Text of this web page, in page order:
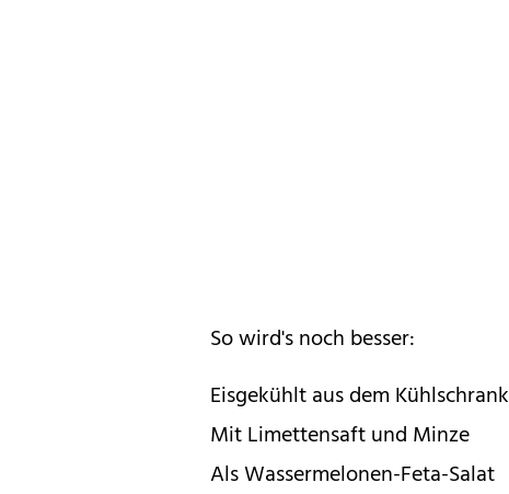
So wird's noch besser:
Eisgekühlt aus dem Kühlschrank
Mit Limettensaft und Minze
Als Wassermelonen-Feta-Salat